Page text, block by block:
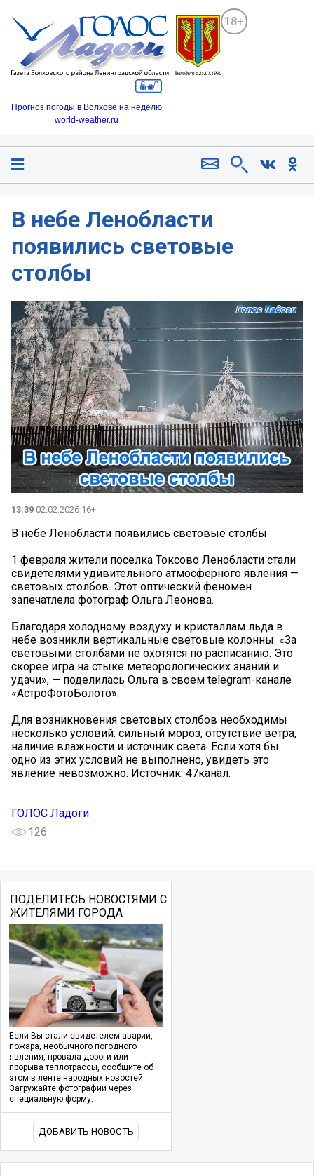
18+
Прогноз погоды в Волхове на неделю
world-weather.ru
В небе Ленобласти
появились световые
столбы
13:39 02.02.2026 16+
В небе Ленобласти появились световые столбы
1 февраля жители поселка Токсово Ленобласти стали
свидетелями удивительного атмосферного явления —
световых столбов. Этот оптический феномен
запечатлела фотограф Ольга Леонова.
Благодаря холодному воздуху и кристаллам льда в
небе возникли вертикальные световые колонны. «За
световыми столбами не охотятся по расписанию. Это
скорее игра на стыке метеорологических знаний и
удачи», — поделилась Ольга в своем telegram-канале
«АстроФотоБолото».
Для возникновения световых столбов необходимы
несколько условий: сильный мороз, отсутствие ветра,
наличие влажности и источник света. Если хотя бы
одно из этих условий не выполнено, увидеть это
явление невозможно. Источник: 47канал.
ГОЛОС Ладоги
126
ПОДЕЛИТЕСЬ НОВОСТЯМИ С
ЖИТЕЛЯМИ ГОРОДА
Если Вы стали свидетелем аварии,
пожара, необычного погодного
явления, провала дороги или
прорыва теплотрассы, сообщите об
этом в ленте народных новостей.
Загружайте фотографии через
специальную форму.
ДОБАВИТЬ НОВОСТЬ